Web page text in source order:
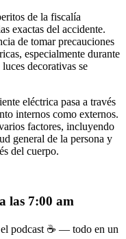
de la fiscalía
exactas del accidente.
de tomar precauciones
especialmente durante
decorativas se
eléctrica pasa a través
internos como externos.
factores, incluyendo
general de la persona y
del cuerpo.
las 7:00 am
podcast ☕ — todo en un